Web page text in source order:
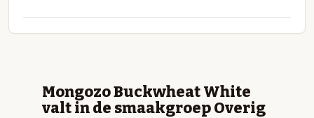
Mongozo Buckwheat White
valt in de smaakgroep Overig